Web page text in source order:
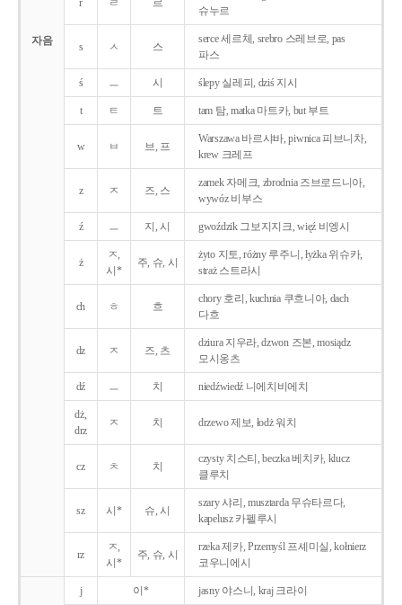
자음
r ㄹ 르
슈누르
s ㅅ 스
serce 세르체, srebro 스레브로, pas
파스
ś ㅡ 시 ślepy 실레피, dziś 지시
t ㅌ 트 tam 탐, matka 마트카, but 부트
w ㅂ 브, 프
Warszawa 바르샤바, piwnica 피브니차,
krew 크레프
z ㅈ 즈, 스
zamek 자메크, zbrodnia 즈브로드니아,
wywóz 비부스
ź ㅡ 지, 시 gwoździk 그보지지크, więź 비엥시
ż
ㅈ,
시*
주, 슈, 시
żyto 지토, różny 루주니, łyżka 위슈카,
straż 스트라시
ch ㅎ 흐
chory 호리, kuchnia 쿠흐니아, dach
다흐
dz ㅈ 즈, 츠
dziura 지우라, dzwon 즈본, mosiądz
모시옹츠
dź ㅡ 치 niedźwiedź 니에치비에치
dż,
drz
ㅈ 치 drzewo 제보, łodż 워치
cz ㅊ 치
czysty 치스티, beczka 베치카, klucz
클루치
sz 시* 슈, 시
szary 샤리, musztarda 무슈타르다,
kapelusz 카펠루시
rz
ㅈ,
시*
주, 슈, 시
rzeka 제카, Przemyśl 프셰미실, kołnierz
코우니에시
j 이* jasny 야스니, kraj 크라이